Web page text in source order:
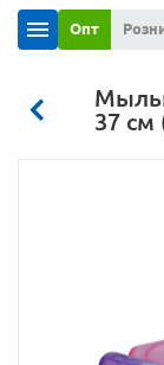
Опт
37 см